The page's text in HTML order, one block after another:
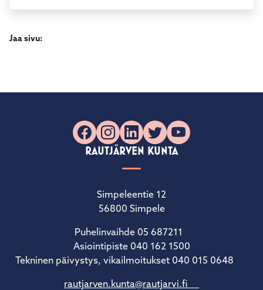
Jaa sivu:
Facebook
Instagram
LinkedIn
X YouTube
RAUTJÄRVEN KUNTA
Simpeleentie 12
56800 Simpele
Puhelinvaihde 05 687211
Asiointipiste 040 162 1500
Tekninen päivystys, vikailmoitukset 040 015 0648
rautjarven.kunta@rautjarvi.fi